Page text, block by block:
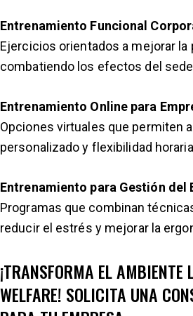
Entrenamiento Funcional
Ejercicios orientados a mejorar
combatiendo los efectos del
Entrenamiento Online para
Opciones virtuales que permiten
personalizado y flexibilidad
Entrenamiento para Gestión
Programas que combinan
reducir el estrés y mejorar la
¡TRANSFORMA EL
WELFARE! SOLICITA UNA